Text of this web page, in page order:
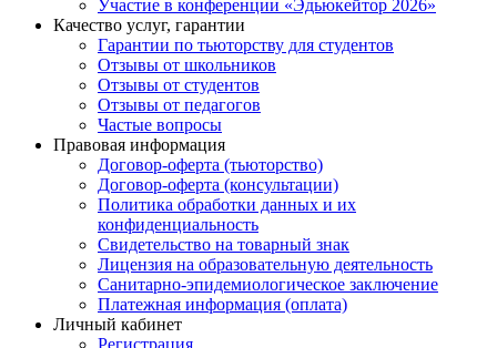
Участие в конференции «Эдьюкейтор 2026»
Качество услуг, гарантии
Гарантии по тьюторству для студентов
Отзывы от школьников
Отзывы от студентов
Отзывы от педагогов
Частые вопросы
Правовая информация
Договор-оферта (тьюторство)
Договор-оферта (консультации)
Политика обработки данных и их
конфиденциальность
Свидетельство на товарный знак
Лицензия на образовательную деятельность
Санитарно-эпидемиологическое заключение
Платежная информация (оплата)
Личный кабинет
Регистрация